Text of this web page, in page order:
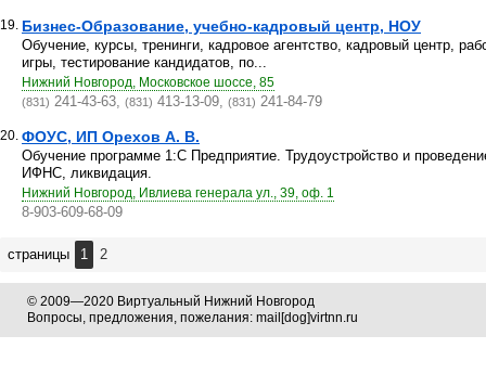
19. Бизнес-Образование, учебно-кадровый центр, НОУ
Обучение, курсы, тренинги, кадровое агентство, кадровый центр,
игры, тестирование кандидатов, по...
Нижний Новгород, Московское шоссе, 85
(831) 241-43-63, (831) 413-13-09, (831) 241-84-79
20. ФОУС, ИП Орехов А. В.
Обучение программе 1:С Предприятие. Трудоустройство и
ИФНС, ликвидация.
Нижний Новгород, Ивлиева генерала ул., 39, оф. 1
8-903-609-68-09
страницы 1 2
© 2009—2020 Виртуальный Нижний Новгород
Вопросы, предложения, пожелания: mail[dog]virtnn.ru